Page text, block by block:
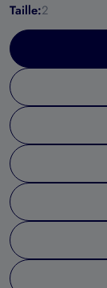
Taille:2